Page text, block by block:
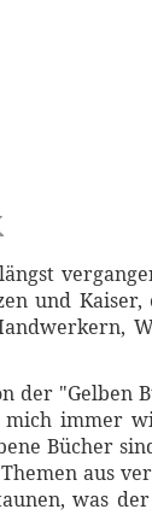
und Kaiser,
der "Gelben
immer
Bücher
aus
was